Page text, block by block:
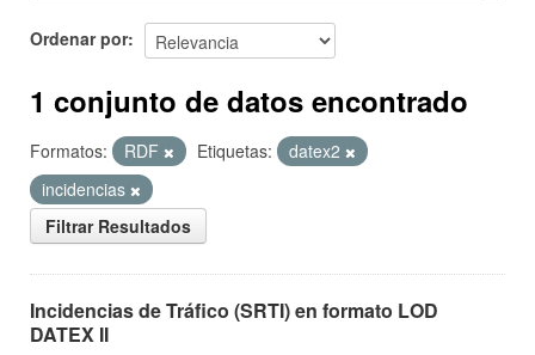
Ordenar por
1 conjunto de datos encontrado
Formatos: RDF Etiquetas:
datex2
incidencias
Filtrar Resultados
Incidencias de Tráfico (SRTI) en formato LOD
DATEX II